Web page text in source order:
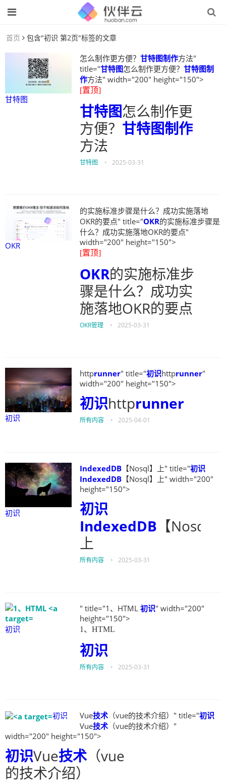
首页 包含"初识 第2页"标签的文章
甘特图
怎么制作更方便？ 甘特图制作方法"
title="甘特图怎么制作更方便？ 甘特图制
作方法" width="200" height="150">
[置顶]
甘特图怎么制作更
方便？ 甘特图制作
方法
甘特图 • 2025-03-31
OKR
的实施标准步骤是什么？成功实施落地
OKR的要点" title="OKR的实施标准步骤是
什么？成功实施落地OKR的要点"
width="200" height="150">
[置顶]
OKR的实施标准步
骤是什么？成功实
施落地OKR的要点
OKR管理 • 2025-03-31
初识
httprunner" title="初识httprunner"
width="200" height="150">
初识httprunner
所有内容 • 2025-04-01
初识
IndexedDB 【Nosql】上" title="初识
IndexedDB 【Nosql】上" width="200"
height="150">
初识
IndexedDB 【Nosql】
上
所有内容 • 2025-03-31
初识
" title="1、HTML 初识" width="200"
height="150">
1、HTML
初识
所有内容 • 2025-03-31
初识 Vue技术 （vue的技术介绍）" title="初识
Vue技术 （vue的技术介绍）"
width="200" height="150">
初识Vue技术（vue
的技术介绍）